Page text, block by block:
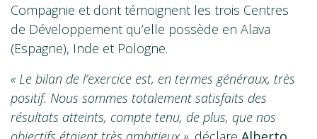
Compagnie et dont témoignent les trois Centres
de Développement qu’elle possède en Alava
(Espagne), Inde et Pologne.
« Le bilan de l’exercice est, en termes généraux, très
positif. Nous sommes totalement satisfaits des
résultats atteints, compte tenu, de plus, que nos